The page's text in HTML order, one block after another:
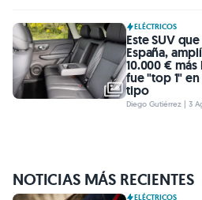
ELÉCTRICOS
Este SUV
España,
10.000 €
fue "top 1"
tipo
Diego Gutiérrez | 3
NOTICIAS MÁS RECIENTES
ELÉCTRICOS